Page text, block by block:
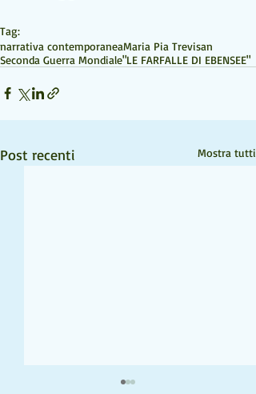
Tag:
narrativa contemporaneaMaria Pia Trevisan
Seconda Guerra Mondiale"LE FARFALLE DI EBENSEE"
Post recenti Mostra tutti